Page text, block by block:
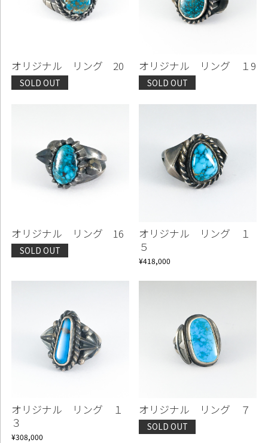
オリジナル リング 20
SOLD OUT
オリジナル リング １9
SOLD OUT
オリジナル リング 16
SOLD OUT
オリジナル リング １
５
¥418,000
オリジナル リング １
３
¥308,000
オリジナル リング ７
SOLD OUT